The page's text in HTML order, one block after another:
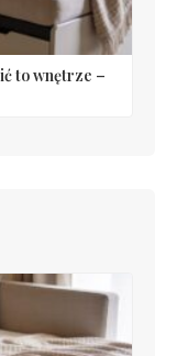
to wnętrze –